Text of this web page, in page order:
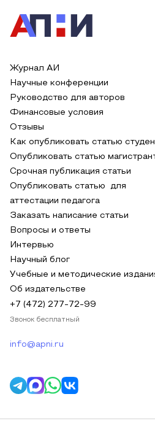
Журнал АИ
Научные конференции
Руководство для авторов
Финансовые условия
Отзывы
Как опубликовать статью
Опубликовать статью
Срочная публикация статьи
Опубликовать статью для
аттестации педагога
Заказать написание статьи
Вопросы и ответы
Интервью
Научный блог
Учебные и методические
Об издательстве
+7 (472) 277-72-99
Звонок бесплатный
info@apni.ru